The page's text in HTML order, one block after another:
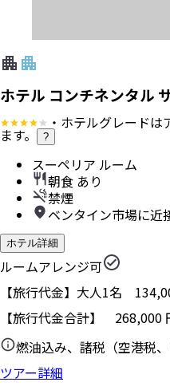
ホテル コンチネンタル
・ホテルグレード
ます。 ?
スーペリア ルーム
朝食 あり
禁煙
ベンタイン市場に近
ホテル詳細
ルームアレンジ可
【旅行代金】大人1名
【旅行代金合計】 268,000
燃油込み、諸税（空港税
ツアー詳細